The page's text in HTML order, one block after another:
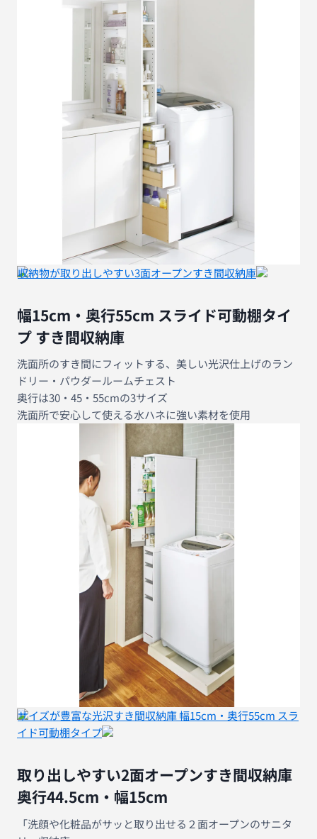
収納物が取り出しやすい3面オープンすき間収納庫
幅15cm・奥行55cm スライド可動棚タイ
プ すき間収納庫
洗面所のすき間にフィットする、美しい光沢仕上げのラン
ドリー・パウダールームチェスト
奥行は30・45・55cmの3サイズ
洗面所で安心して使える水ハネに強い素材を使用
サイズが豊富な光沢すき間収納庫 幅15cm・奥行55cm スラ
イド可動棚タイプ
取り出しやすい2面オープンすき間収納庫
奥行44.5cm・幅15cm
「洗顔や化粧品がサッと取り出せる２面オープンのサニタ